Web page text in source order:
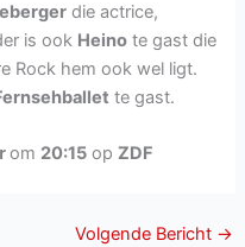
die actrice,
is ook Heino te gast die
Rock hem ook wel ligt.
te gast.
om 20:15 opZDF
Volgende Bericht →